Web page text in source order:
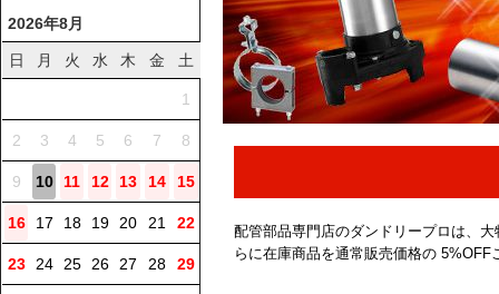
2026年8月
日 月 火 水 木 金 土
1
2 3 4 5 6 7 8
9 10 11 12 13 14 15
16 17 18 19 20 21 22
23 24 25 26 27 28 29
配管部品専門店のダンドリープロは、
らに在庫商品を通常販売価格の